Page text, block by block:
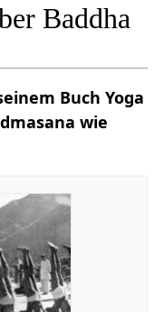
Baddha
Buch Yoga
wie